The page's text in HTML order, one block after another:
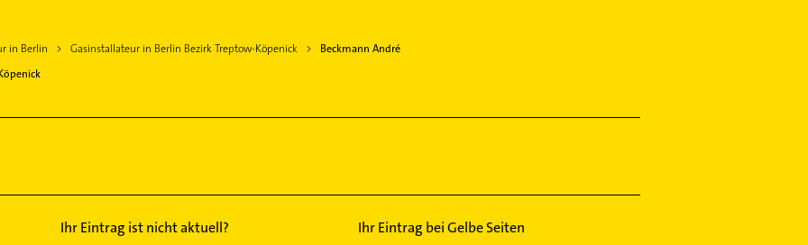
in Berlin Gasinstallateur in Berlin Bezirk Treptow-Köpenick
Beckmann André
Ihr Eintrag ist nicht aktuell?
Ihr Eintrag bei Gelbe Seiten